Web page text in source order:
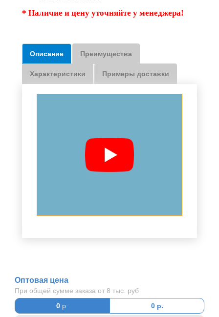
* Наличие и цену уточняйте у менеджера!
Описание Преимущества
Характеристики Примеры доставки
Оптовая цена
При общей сумме заказа от 8 тыс. руб
0 р. 0 р.